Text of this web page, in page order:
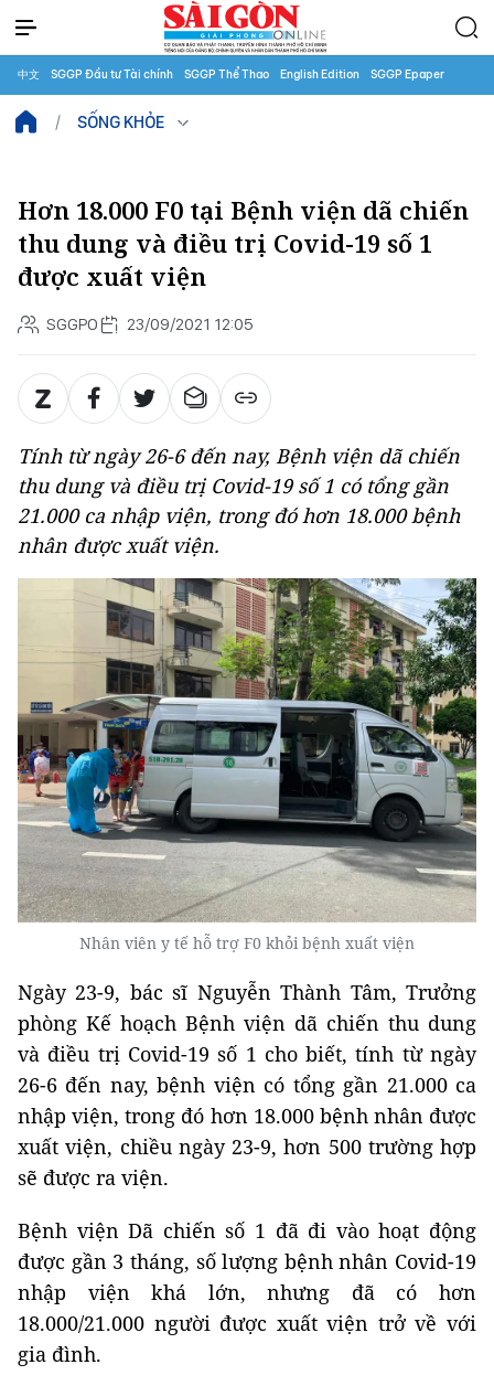
中文 SGGP Đầu tư Tài chính SGGP Thể Thao English Edition SGGP Epaper
SỐNG KHỎE
Hơn 18.000 F0 tại Bệnh viện dã chiến
thu dung và điều trị Covid-19 số 1
được xuất viện
SGGPO 23/09/2021 12:05
Tính từ ngày 26-6 đến nay, Bệnh viện dã chiến
thu dung và điều trị Covid-19 số 1 có tổng gần
21.000 ca nhập viện, trong đó hơn 18.000 bệnh
nhân được xuất viện.
Nhân viên y tế hỗ trợ F0 khỏi bệnh xuất viện
Ngày 23-9, bác sĩ Nguyễn Thành Tâm, Trưởng
phòng Kế hoạch Bệnh viện dã chiến thu dung
và điều trị Covid-19 số 1 cho biết, tính từ ngày
26-6 đến nay, bệnh viện có tổng gần 21.000 ca
nhập viện, trong đó hơn 18.000 bệnh nhân được
xuất viện, chiều ngày 23-9, hơn 500 trường hợp
sẽ được ra viện.
Bệnh viện Dã chiến số 1 đã đi vào hoạt động
được gần 3 tháng, số lượng bệnh nhân Covid-19
nhập viện khá lớn, nhưng đã có hơn
18.000/21.000 người được xuất viện trở về với
gia đình.